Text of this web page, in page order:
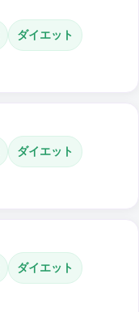
ダイエット
ダイエット
ダイエット